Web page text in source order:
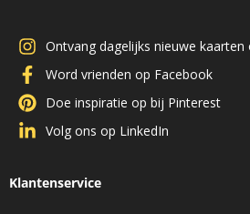
Ontvang dagelijks nieuwe kaarten
Word vrienden op Facebook
Doe inspiratie op bij Pinterest
Volg ons op LinkedIn
Klantenservice